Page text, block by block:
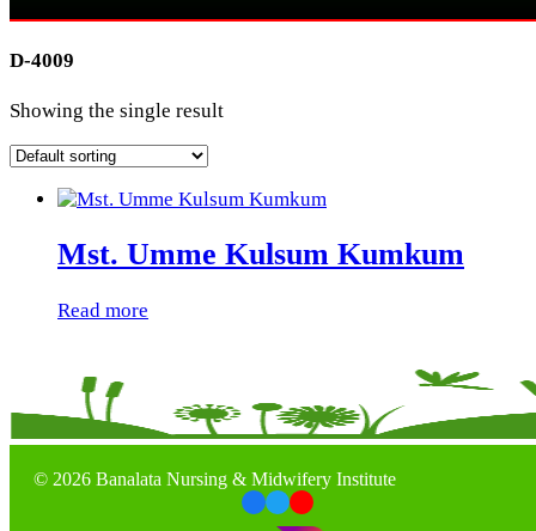
D-4009
Showing the single result
Mst. Umme Kulsum Kumkum
Read more
© 2026 Banalata Nursing & Midwifery Institute